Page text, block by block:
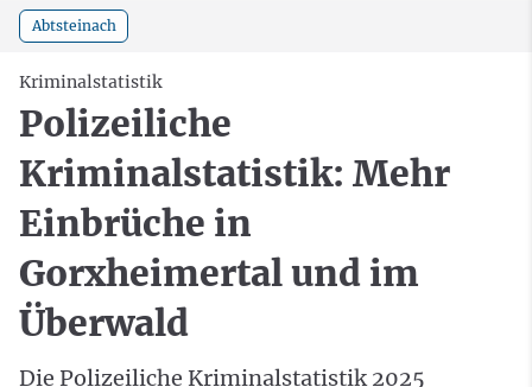
Abtsteinach
Kriminalstatistik
Polizeiliche
Kriminalstatistik: Mehr
Einbrüche in
Gorxheimertal und im
Überwald
Die Polizeiliche Kriminalstatistik 2025